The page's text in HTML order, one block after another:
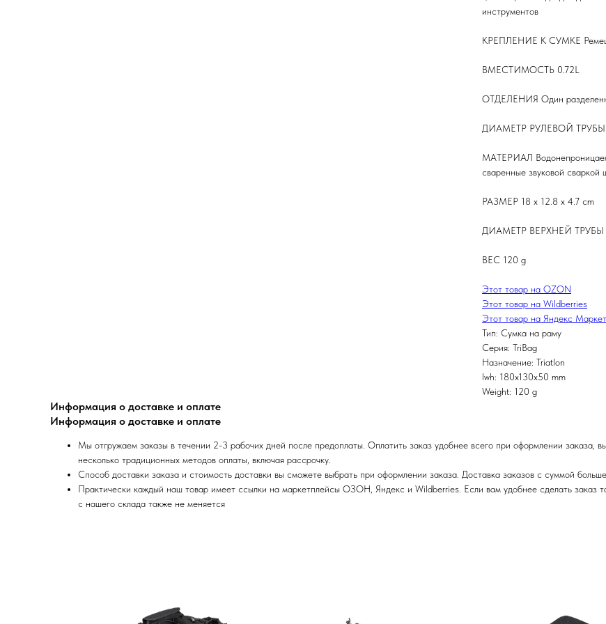
инструментов
КРЕПЛЕНИЕ К СУМКЕ
ВМЕСТИМОСТЬ 0.72L
ОТДЕЛЕНИЯ Один
ДИАМЕТР РУЛЕВОЙ ТРУБЫ
МАТЕРИАЛ
сваренные звуковой сваркой
РАЗМЕР 18 x 12.8 x 4.7 cm
ДИАМЕТР ВЕРХНЕЙ ТРУБЫ
ВЕС 120 g
Этот товар на OZON
Этот товар на Wildberries
Этот товар на Яндекс Маркет
Тип: Сумка на раму
Серия: TriBag
Назначение: Triatlon
lwh: 180x130x50 mm
Weight: 120 g
Информация о доставке и оплате
Информация о доставке и оплате
Мы отгружаем заказы в течении 2-3 рабочих дней после предоплаты. Оплатить заказ удобнее всего при оформлении заказа,
несколько традиционных методов оплаты, включая рассрочку.
Способ доставки заказа и стоимость доставки вы сможете выбрать при оформлении заказа. Доставка заказов с суммой
Практически каждый наш товар имеет ссылки на маркетплейсы ОЗОН, Яндекс и Wildberries. Если вам удобнее сделать заказ
с нашего склада также не меняется